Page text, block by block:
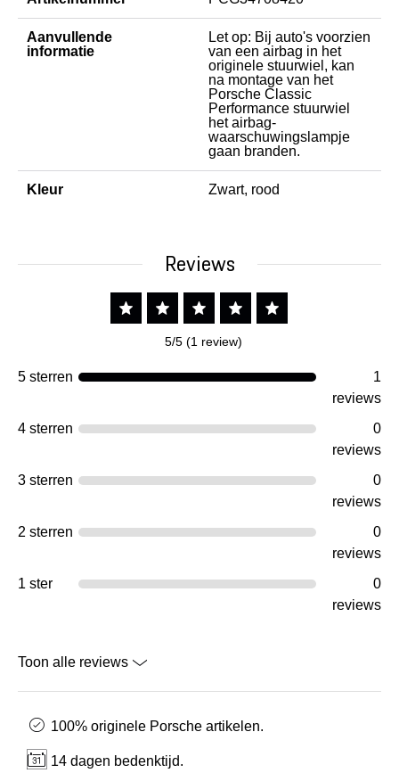
Aanvullende
informatie
Let op: Bij auto's voorzien
van een airbag in het
originele stuurwiel, kan
na montage van het
Porsche Classic
Performance stuurwiel
het airbag-
waarschuwingslampje
gaan branden.
Kleur Zwart, rood
Reviews
5/5 (1 review)
5 sterren
1
reviews
4 sterren
0
reviews
3 sterren
0
reviews
2 sterren
0
reviews
1 ster
0
reviews
Toon alle reviews
100% originele Porsche artikelen.
14 dagen bedenktijd.